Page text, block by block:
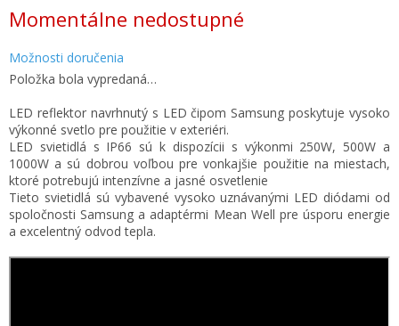
cena:
Momentálne nedostupné
Možnosti doručenia
Položka bola vypredaná…
LED reflektor navrhnutý s LED čipom Samsung poskytuje vysoko
výkonné svetlo pre použitie v exteriéri.
LED svietidlá s IP66 sú k dispozícii s výkonmi 250W, 500W a
1000W a sú dobrou voľbou pre vonkajšie použitie na miestach,
ktoré potrebujú intenzívne a jasné osvetlenie
Tieto svietidlá sú vybavené vysoko uznávanými LED diódami od
spoločnosti Samsung a adaptérmi Mean Well pre úsporu energie
a excelentný odvod tepla.